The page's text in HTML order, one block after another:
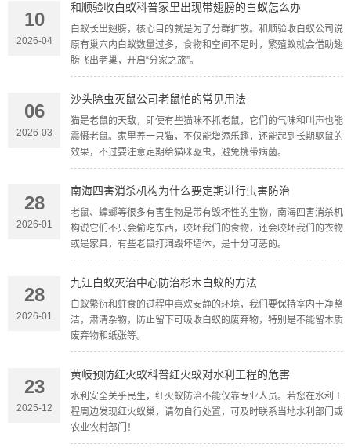
10
2026-04
和顺验收白蚁科普家里出现带翅膀的白蚁怎么办
白蚁长出翅膀，核心目的就是为了分群扩散。和顺验收白蚁公司说
原有巢穴内白蚁数量过多，食物和空间不足时，繁殖蚁就会借助翅
膀飞出老巢，开启“分家之旅”。
06
2026-03
沙头除虫灭鼠公司老鼠怕的常见用法
猫是老鼠的天敌，即使有些猫咪不抓老鼠，它们的气味和叫声也能
震慑老鼠。家里养一只猫，不仅能增添乐趣，还能起到长期驱鼠的
效果，不过要注意定期给猫咪驱虫，避免携带病菌。
28
2026-01
南海四害消杀机构为什么要定期进行虫害防治
老鼠、蟑螂等很多有害生物是带有毁坏性的生物，南海四害消杀机
构说它们不只会偷吃东西，咬坏我们的食物，还会咬坏我们的衣物
或是家具，有些老鼠打洞毁坏墙体，是十分可恶的。
28
2026-01
九江白蚁灭治中心防治杉木白蚁的方法
白蚁繁衍和蛀食的过程中喜欢安静的环境，我们要保持室内干净整
洁，肃清杂物，防止留下可吸收白蚁的废弃物，特别是不能留木质
废弃物和纸张等。
23
2025-12
黄岐预防红火蚁科普红火蚁对水利工程的危害
水利安全关乎民生，红火蚁防治不能仅靠专业人员。若您在水利工
程周边发现红火蚁巢，请勿自行处置，可及时联系当地水利部门或
农业农村部门！